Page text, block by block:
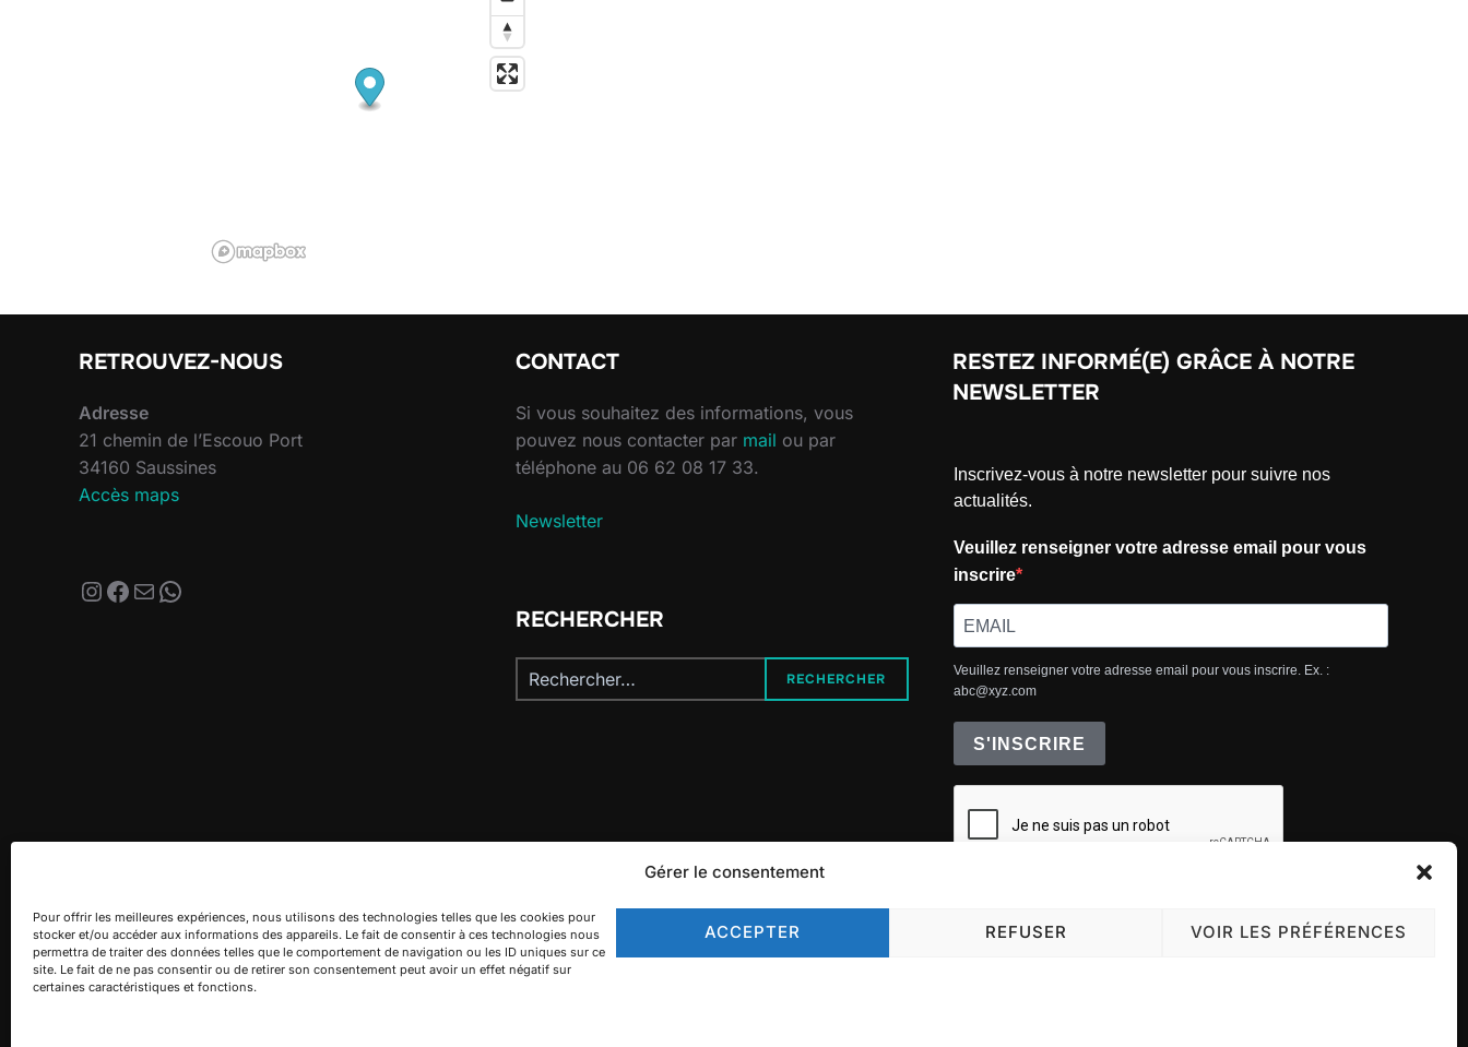
Gérer le consentement
Pour offrir les meilleures expériences, nous utilisons des technologies telles que les cookies pour
stocker et/ou accéder aux informations des appareils. Le fait de consentir à ces technologies nous
permettra de traiter des données telles que le comportement de navigation ou les ID uniques sur ce
site. Le fait de ne pas consentir ou de retirer son consentement peut avoir un effet négatif sur
certaines caractéristiques et fonctions.
ACCEPTER REFUSER VOIR LES PRÉFÉRENCES
RETROUVEZ-NOUS
Adresse
21 chemin de l’Escouo Port
34160 Saussines
Accès maps
Instagram
Facebook
E-mailWhatsApp
CONTACT
Si vous souhaitez des informations, vous
pouvez nous contacter par mail ou par
téléphone au 06 62 08 17 33.
Newsletter
RECHERCHER
Recherche
pour :
RECHERCHER
RESTEZ INFORMÉ(E) GRÂCE À NOTRE
NEWSLETTER
Inscrivez-vous à notre newsletter pour suivre nos
actualités.
Veuillez renseigner votre adresse email pour vous
inscrire
Veuillez renseigner votre adresse email pour vous inscrire. Ex. :
abc@xyz.com
S'INSCRIRE
Politique de confidentialité